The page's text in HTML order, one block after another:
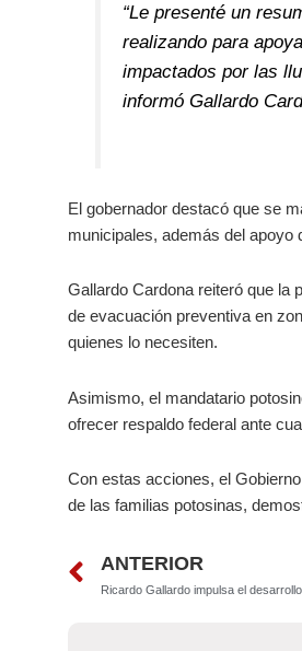
“Le presenté un
realizando para
impactados por las
informó Gallardo
El gobernador destacó que se
municipales, además del apoyo
Gallardo Cardona reiteró que la
de evacuación preventiva en
quienes lo necesiten.
Asimismo, el mandatario
ofrecer respaldo federal ante
Con estas acciones, el
de las familias potosinas,
Prev
ANTERIOR